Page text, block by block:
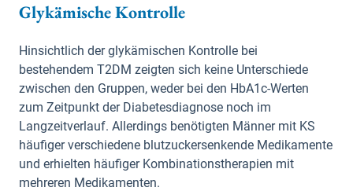
Glykämische Kontrolle
Hinsichtlich der glykämischen Kontrolle bei
bestehendem T2DM zeigten sich keine Unterschiede
zwischen den Gruppen, weder bei den HbA1c-Werten
zum Zeitpunkt der Diabetesdiagnose noch im
Langzeitverlauf. Allerdings benötigten Männer mit KS
häufiger verschiedene blutzuckersenkende Medikamente
und erhielten häufiger Kombinationstherapien mit
mehreren Medikamenten.